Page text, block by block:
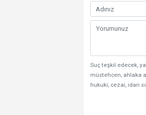
Suç teşkil edecek,
müstehcen, ahlaka
hukuki, cezai, idari